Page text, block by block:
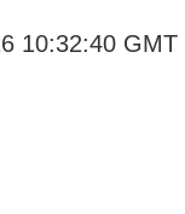
10:32:40